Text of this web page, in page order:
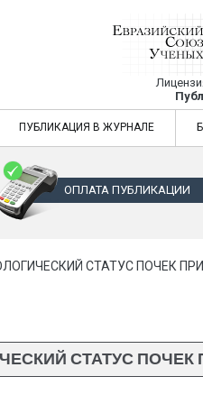
Евразийский Союз
ПУБЛИКАЦИЯ В ЖУРНАЛЕ
ОПЛАТА ПУБЛИКАЦИИ
СТАТУС ПОЧЕК
СТАТУС